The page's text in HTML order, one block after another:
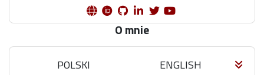
O mnie
POLSKI ENGLISH